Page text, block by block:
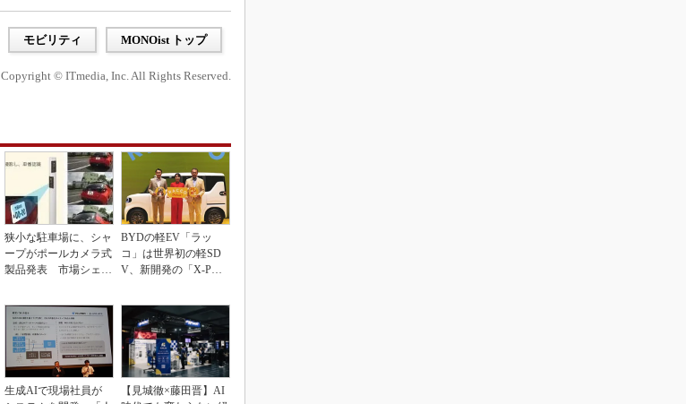
モビリティ MONOist トップ
Copyright © ITmedia, Inc. All Rights Reserved.
狭小な駐車場に、シャ
ープがポールカメラ式
製品発表 市場シェア
BYDの軽EV「ラッ
コ」は世界初の軽SD
V、新開発の「X-PAC
生成AIで現場社員が
【見城徹×藤田晋】AI